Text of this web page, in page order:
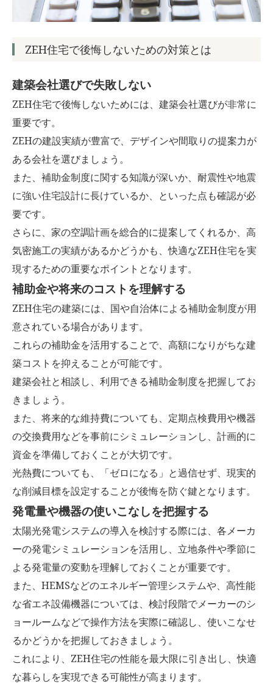
ZEH住宅で後悔しないための対策とは
建築会社選びで失敗しない
ZEH住宅で後悔しないためには、建築会社選びが非常に
重要です。
ZEHの建設実績が豊富で、デザインや間取りの提案力が
ある会社を選びましょう。
また、補助金制度に関する知識が深いか、耐震性や地震
に強い住宅設計に長けているか、といった点も確認が必
要です。
さらに、家の空調計画を総合的に提案してくれるか、高
気密施工の実績があるかどうかも、快適なZEH住宅を実
現するための重要なポイントとなります。
補助金や将来のコストを理解する
ZEH住宅の建築には、国や自治体による補助金制度が用
意されている場合があります。
これらの補助金を活用することで、高額になりがちな建
築コストを抑えることが可能です。
建築会社と相談し、利用できる補助金制度を把握してお
きましょう。
また、将来的な維持費についても、定期点検費用や機器
の交換費用などを事前にシミュレーションし、計画的に
資金を準備しておくことが大切です。
光熱費についても、「ゼロになる」と過信せず、現実的
な削減目標を設定することが後悔を防ぐ鍵となります。
発電量や機器の使いこなしを把握する
太陽光発電システムの導入を検討する際には、各メーカ
ーの発電シミュレーションを活用し、立地条件や季節に
よる発電量の変動を理解しておくことが重要です。
また、HEMSなどのエネルギー管理システムや、高性能
な省エネ設備機器については、検討段階でメーカーのシ
ョールームなどで操作方法を実際に確認し、使いこなせ
るかどうかを把握しておきましょう。
これにより、ZEH住宅の性能を最大限に引き出し、快適
な暮らしを実現できる可能性が高まります。